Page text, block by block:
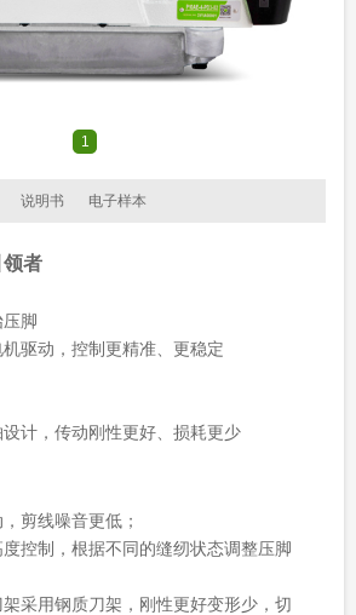
1
说明书 电子样本
者
脚
驱动，控制更精准、更稳定
计，传动刚性更好、损耗更少
剪线噪音更低；
控制，根据不同的缝纫状态调整压脚
采用钢质刀架，刚性更好变形少，切